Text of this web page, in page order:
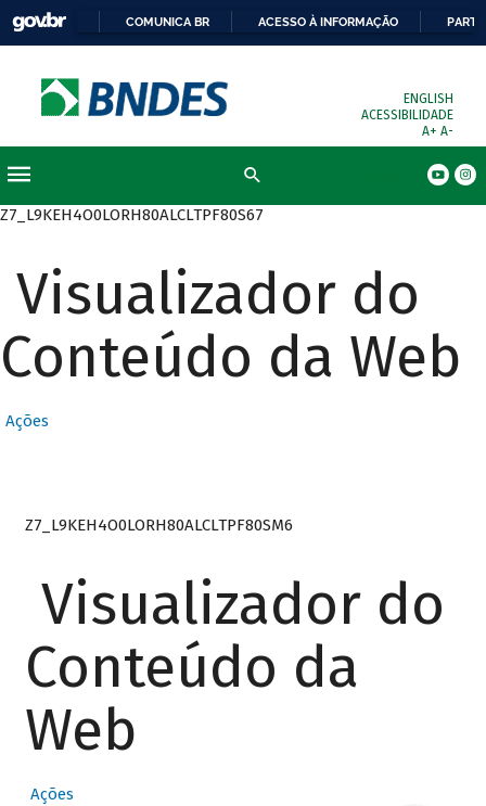
COMUNICA BR ACESSO À INFORMAÇÃO
ENGLISH
ACESSIBILIDADE
A+ A-
Z7_L9KEH4O0LORH80ALCLTPF80S67
Visualizador do
Conteúdo da Web
Ações
Z7_L9KEH4O0LORH80ALCLTPF80SM6
Visualizador do
Conteúdo da
Web
Ações